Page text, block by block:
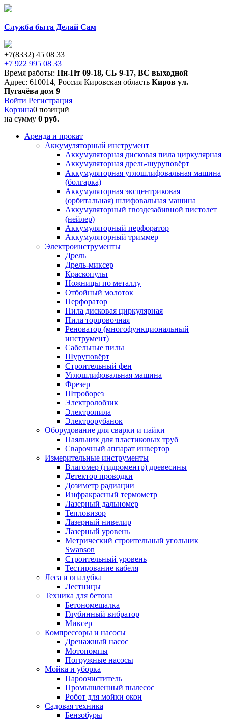
Служба быта Делай Сам
+7(8332) 45 08 33
+7 922 995 08 33
Время работы: Пн-Пт 09-18, СБ 9-17, ВС выходной
Адрес: 610014, Россия Кировская область Киров ул.
Пугачёва дом 9
Войти Регистрация
Корзина0 позиций
на сумму 0 руб.
Аренда и прокат
Аккумуляторный инструмент
Аккумуляторная дисковая пила циркулярная
Аккумуляторная дрель-шуруповёрт
Аккумуляторная углошлифовальная машина
(болгарка)
Аккумуляторная эксцентриковая
(орбитальная) шлифовальная машина
Аккумуляторный гвоздезабивной пистолет
(нейлер)
Аккумуляторный перфоратор
Аккумуляторный триммер
Электроинструменты
Дрель
Дрель-миксер
Краскопульт
Ножницы по металлу
Отбойный молоток
Перфоратор
Пила дисковая циркулярная
Пила торцовочная
Реноватор (многофункциональный
инструмент)
Сабельные пилы
Шуруповёрт
Строительный фен
Углошлифовальная машина
Фрезер
Штроборез
Электролобзик
Электропила
Электрорубанок
Оборудование для сварки и пайки
Паяльник для пластиковых труб
Сварочный аппарат инвертор
Измерительные инструменты
Влагомер (гидроментр) древесины
Детектор проводки
Дозиметр радиации
Инфракрасный термометр
Лазерный дальномер
Тепловизор
Лазерный нивелир
Лазерный уровень
Метрический строительный угольник
Swanson
Строительный уровень
Тестирование кабеля
Леса и опалубка
Лестницы
Техника для бетона
Бетономешалка
Глубинный вибратор
Миксер
Компрессоры и насосы
Дренажный насос
Мотопомпы
Погружные насосы
Мойка и уборка
Пароочиститель
Промышленный пылесос
Робот для мойки окон
Садовая техника
Бензобуры